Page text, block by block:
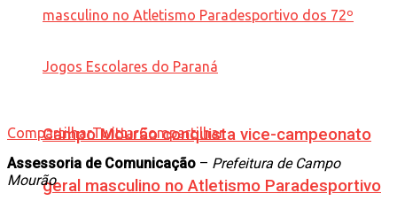
Campo Mourão conquista vice-campeonato
geral masculino no Atletismo Paradesportivo
CompartilharTwittarCompartilhar
Assessoria de Comunicação – Prefeitura de Campo
Mourão